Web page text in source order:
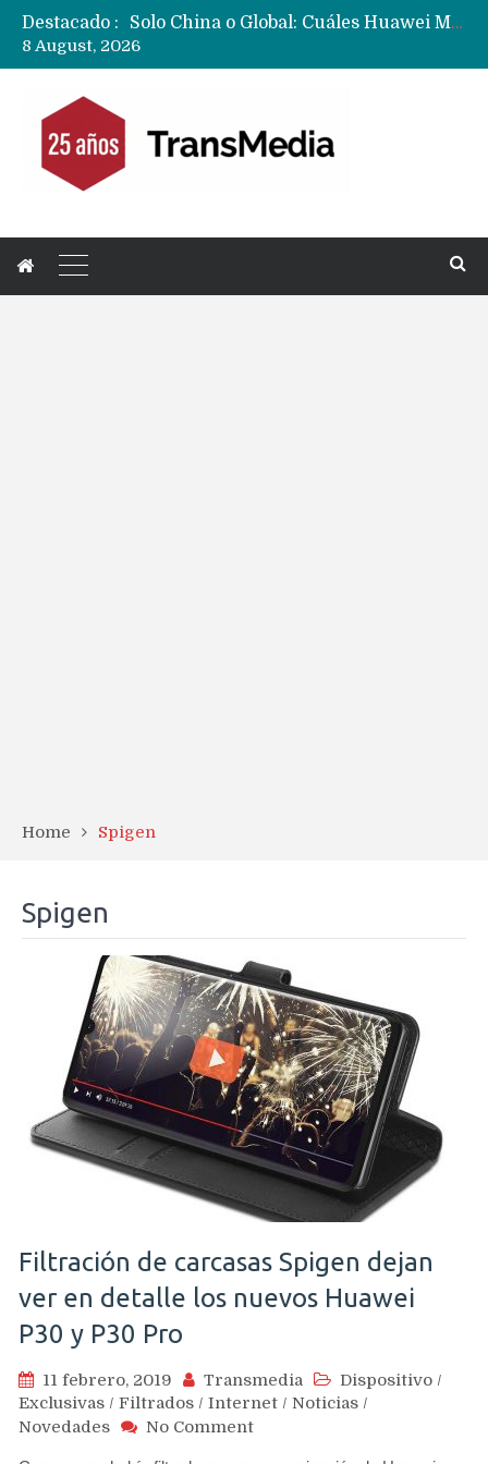
Destacado :
Solo China o Global: Cuáles Huawei MateBook, MatePad y Nova llegarán a Europa y LATAM?
Fabricantes suben precios de teléfonos y ganan más dinero en un mercado donde Xiaomi alerta por no mejorar ventas
8 August, 2026
Home Spigen
Spigen
Filtración de carcasas Spigen dejan
ver en detalle los nuevos Huawei
P30 y P30 Pro
11 febrero, 2019 Transmedia Dispositivo /
Exclusivas / Filtrados / Internet / Noticias /
Novedades
No Commenton